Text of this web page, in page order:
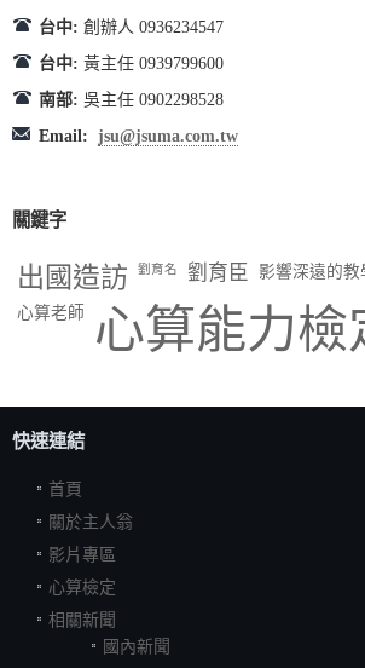
台中: 創辦人 0936234547
台中: 黃主任 0939799600
南部: 吳主任 0902298528
Email: jsu@jsuma.com.tw
關鍵字
出國造訪 劉育名 劉育臣 影響深遠的教
心算老師 心算能力檢
快速連結
首頁
關於主人翁
影片專區
心算檢定
相關新聞
國內新聞